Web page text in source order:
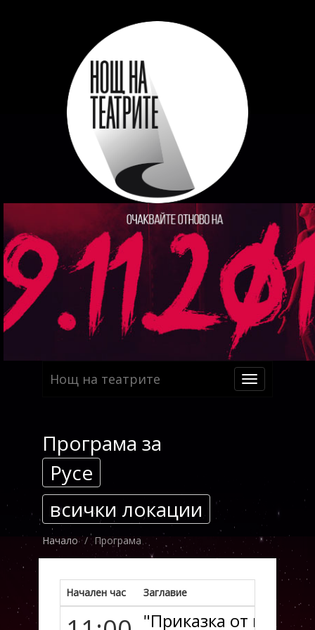
Toggle
Нощ на театрите
Програма за
Русе
всички локации
Начало Програма
Начален час Заглавие
"Приказка от